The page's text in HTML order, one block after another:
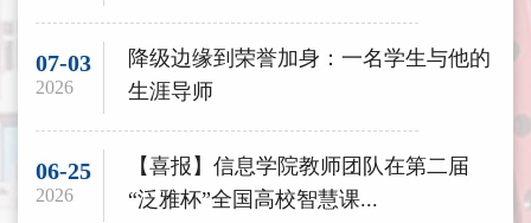
07-03
2026
降级边缘到荣誉加身：一名学生与他的
生涯导师
06-25
2026
【喜报】信息学院教师团队在第二届
“泛雅杯”全国高校智慧课...